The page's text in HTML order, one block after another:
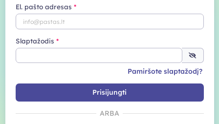
El. pašto adresas
Slaptažodis
Pamiršote slaptažodį?
Prisijungti
ARBA